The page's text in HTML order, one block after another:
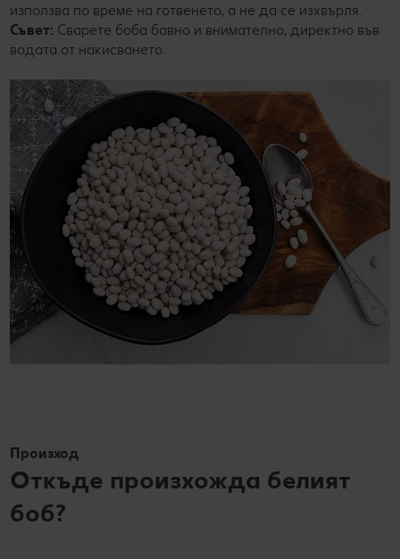
използва по време на готвенето, а не да се изхвърля.
Съвет: Сварете боба бавно и внимателно, директно във
водата от накисването.
Произход
Откъде произхожда белият
боб?